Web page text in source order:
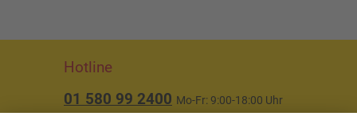
Hotline
01 580 99 2400 Mo-Fr: 9:00-18:00 Uhr